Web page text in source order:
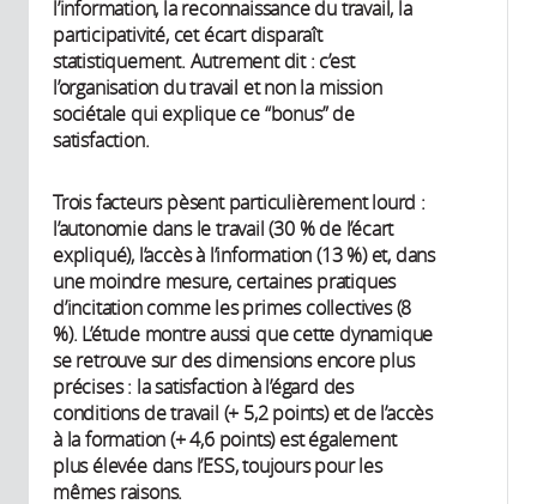
l’information, la reconnaissance du travail, la
participativité, cet écart disparaît
statistiquement. Autrement dit : c’est
l’organisation du travail et non la mission
sociétale qui explique ce “bonus” de
satisfaction.
Trois facteurs pèsent particulièrement lourd :
l’autonomie dans le travail (30 % de l’écart
expliqué), l’accès à l’information (13 %) et, dans
une moindre mesure, certaines pratiques
d’incitation comme les primes collectives (8
%). L’étude montre aussi que cette dynamique
se retrouve sur des dimensions encore plus
précises : la satisfaction à l’égard des
conditions de travail (+ 5,2 points) et de l’accès
à la formation (+ 4,6 points) est également
plus élevée dans l’ESS, toujours pour les
mêmes raisons.